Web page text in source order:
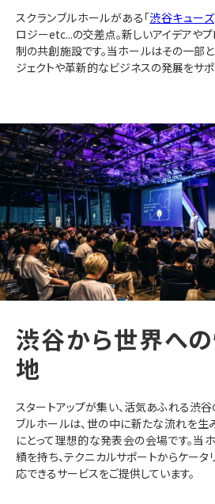
スクランブルホールがある「渋谷キューズ
ロジーetc...の交差点。新しいアイデアや
制の共創施設です。当ホールはその一部と
ジェクトや革新的なビジネスの発展をサポ
渋谷から世界へ
地
スタートアップが集い、活気あふれる渋
ブルホールは、世の中に新たな流れを生
にとって理想的な発表会の会場です。
績を持ち、テクニカルサポートからケータ
応できるサービスをご提供しています。